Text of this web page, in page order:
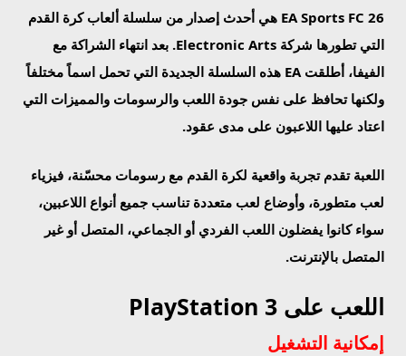
EA Sports FC 26 هي أحدث إصدار من سلسلة ألعاب كرة القدم
التي تطورها شركة Electronic Arts. بعد انتهاء الشراكة مع
الفيفا، أطلقت EA هذه السلسلة الجديدة التي تحمل اسماً مختلفاً
ولكنها تحافظ على نفس جودة اللعب والرسومات والمميزات التي
اعتاد عليها اللاعبون على مدى عقود.
اللعبة تقدم تجربة واقعية لكرة القدم مع رسومات محسّنة، فيزياء
لعب متطورة، وأوضاع لعب متعددة تناسب جميع أنواع اللاعبين،
سواء كانوا يفضلون اللعب الفردي أو الجماعي، المتصل أو غير
المتصل بالإنترنت.
اللعب على PlayStation 3
إمكانية التشغيل